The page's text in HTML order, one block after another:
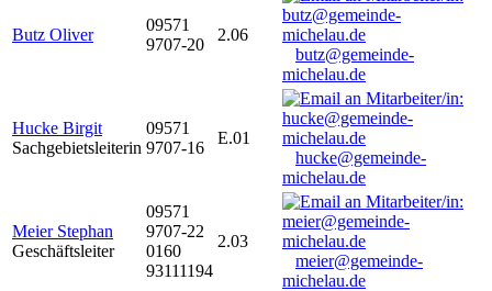
Butz Oliver
09571
9707-20
2.06
butz@gemeinde-
michelau.de
Hucke Birgit
Sachgebietsleiterin
09571
9707-16
E.01
hucke@gemeinde-
michelau.de
Meier Stephan
Geschäftsleiter
09571
9707-22
0160
93111194
2.03
meier@gemeinde-
michelau.de